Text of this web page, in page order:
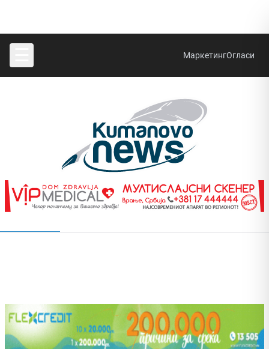
МаркетингОгласи